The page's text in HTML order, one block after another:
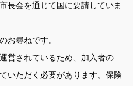
長会を通じて国に要請していま
お尋ねです。
営されているため、加入者の
いただく必要があります。保険